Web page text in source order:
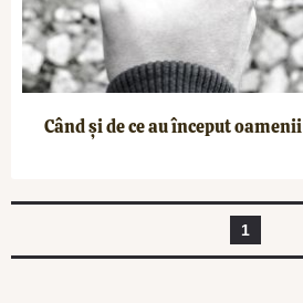
Când și de ce au început
1